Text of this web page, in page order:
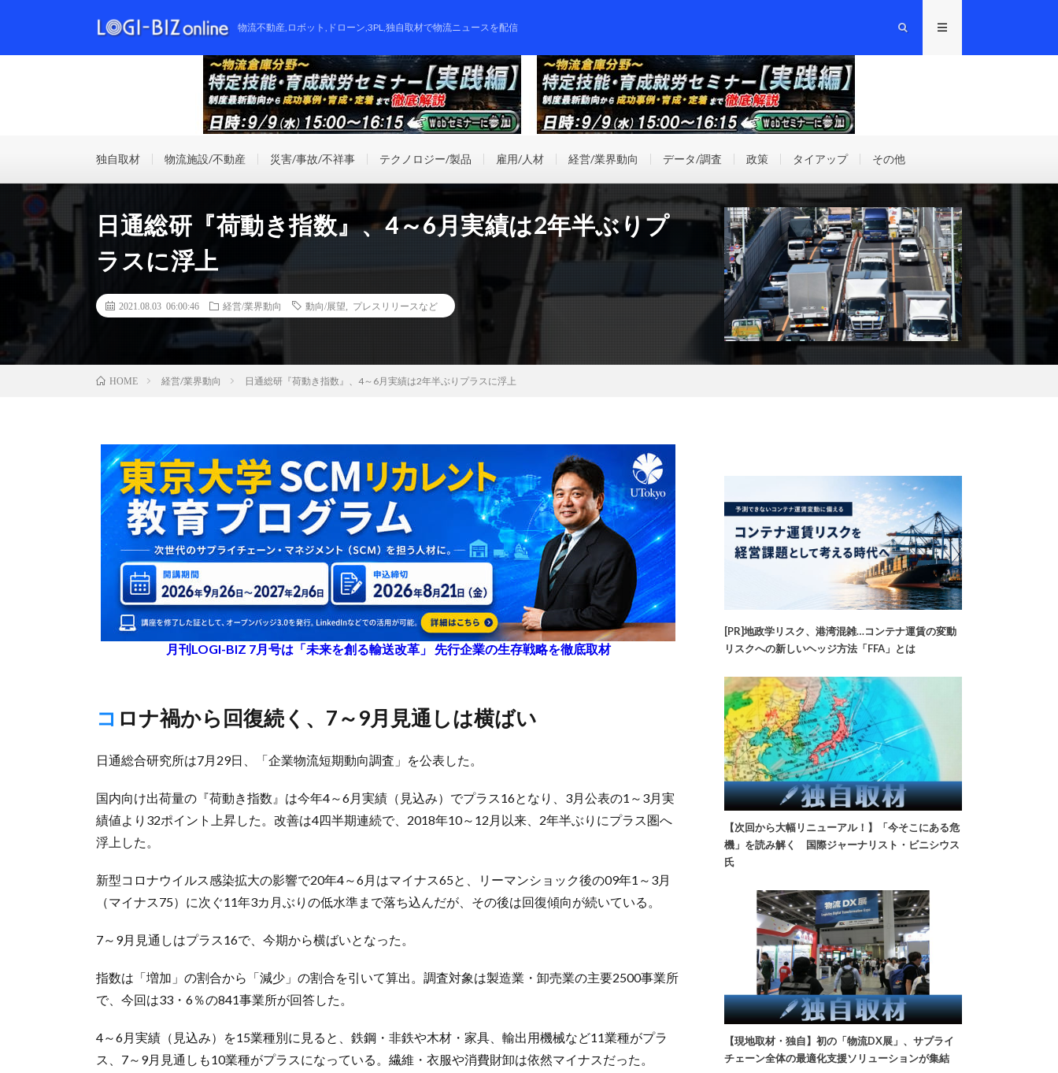
物流不動産,ロボット,ドローン,3PL,独自取材で物流ニュースを配信
独自取材 物流施設/不動産 災害/事故/不祥事 テクノロジー/製品 雇用/人材 経営/業界動向 データ/調査 政策 タイアップ その他
日通総研『荷動き指数』、4～6月実績は2年半ぶりプ
ラスに浮上
2021.08.03 06:00:46 経営/業界動向 動向/展望 プレスリリースなど
HOME 経営/業界動向 日通総研『荷動き指数』、4～6月実績は2年半ぶりプラスに浮上
月刊LOGI-BIZ 7月号は「未来を創る輸送改革」 先行企業の生存戦略を徹底取材
コロナ禍から回復続く、7～9月見通しは横ばい
日通総合研究所は7月29日、「企業物流短期動向調査」を公表した。
国内向け出荷量の『荷動き指数』は今年4～6月実績（見込み）でプラス16となり、3月公表の1～3月実
績値より32ポイント上昇した。改善は4四半期連続で、2018年10～12月以来、2年半ぶりにプラス圏へ
浮上した。
新型コロナウイルス感染拡大の影響で20年4～6月はマイナス65と、リーマンショック後の09年1～3月
（マイナス75）に次ぐ11年3カ月ぶりの低水準まで落ち込んだが、その後は回復傾向が続いている。
7～9月見通しはプラス16で、今期から横ばいとなった。
指数は「増加」の割合から「減少」の割合を引いて算出。調査対象は製造業・卸売業の主要2500事業所
で、今回は33・6％の841事業所が回答した。
4～6月実績（見込み）を15業種別に見ると、鉄鋼・非鉄や木材・家具、輸出用機械など11業種がプラ
ス、7～9月見通しも10業種がプラスになっている。繊維・衣服や消費財卸は依然マイナスだった。
[PR]地政学リスク、港湾混雑…コンテナ運賃の変動
リスクへの新しいヘッジ方法「FFA」とは
【次回から大幅リニューアル！】「今そこにある危
機」を読み解く 国際ジャーナリスト・ビニシウス
氏
【現地取材・独自】初の「物流DX展」、サプライ
チェーン全体の最適化支援ソリューションが集結